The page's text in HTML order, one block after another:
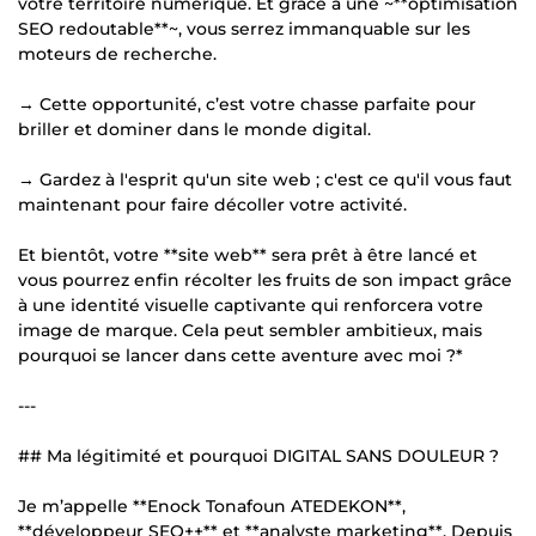
SEO redoutable**~, vous serrez immanquable sur les
moteurs de recherche.
→ Cette opportunité, c’est votre chasse parfaite pour
briller et dominer dans le monde digital.
→ Gardez à l'esprit qu'un site web ; c'est ce qu'il vous faut
maintenant pour faire décoller votre activité.
Et bientôt, votre **site web** sera prêt à être lancé et
vous pourrez enfin récolter les fruits de son impact grâce
à une identité visuelle captivante qui renforcera votre
image de marque. Cela peut sembler ambitieux, mais
pourquoi se lancer dans cette aventure avec moi ?*
---
## Ma légitimité et pourquoi DIGITAL SANS DOULEUR ?
Je m’appelle **Enock Tonafoun ATEDEKON**,
**développeur SEO++** et **analyste marketing**. Depuis